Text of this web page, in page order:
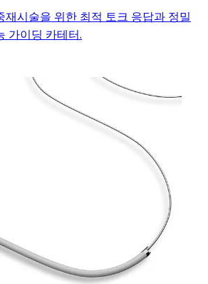
재시술을 위한 최적 토크 응답과 정밀
가이딩 카테터.